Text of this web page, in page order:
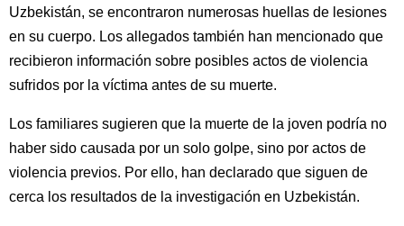
Uzbekistán, se encontraron numerosas huellas de lesiones
en su cuerpo. Los allegados también han mencionado que
recibieron información sobre posibles actos de violencia
sufridos por la víctima antes de su muerte.
Los familiares sugieren que la muerte de la joven podría no
haber sido causada por un solo golpe, sino por actos de
violencia previos. Por ello, han declarado que siguen de
cerca los resultados de la investigación en Uzbekistán.